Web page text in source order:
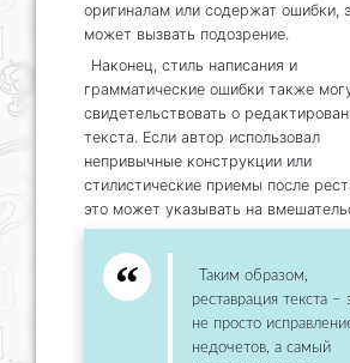
оригиналам или содержат ошибки,
может вызвать подозрение.
Наконец, стиль написания и
грамматические ошибки также
свидетельствовать о
текста. Если автор использовал
непривычные конструкции или
стилистические приемы после
это может указывать на
Таким образом,
реставрация текста –
не просто
недочетов, а самый